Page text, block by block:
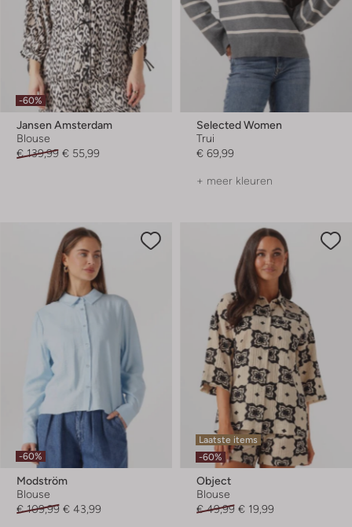
-60%
Jansen Amsterdam
Blouse
€ 139,99 € 55,99
Selected Women
Trui
€ 69,99
+ meer kleuren
-60%
Modström
Blouse
€ 109,99 € 43,99
Laatste items
-60%
Object
Blouse
€ 49,99 € 19,99